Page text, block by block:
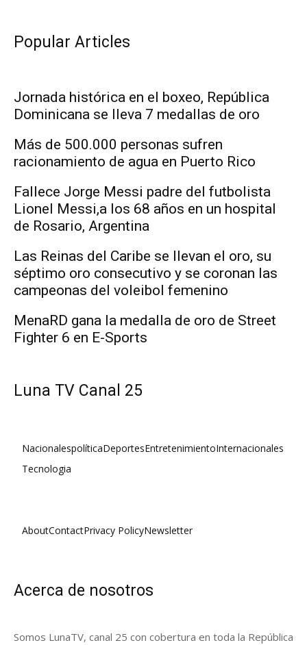
Popular Articles
Jornada histórica en el boxeo, República
Dominicana se lleva 7 medallas de oro
Más de 500.000 personas sufren
racionamiento de agua en Puerto Rico
Fallece Jorge Messi padre del futbolista
Lionel Messi,a los 68 años en un hospital
de Rosario, Argentina
Las Reinas del Caribe se llevan el oro, su
séptimo oro consecutivo y se coronan las
campeonas del voleibol femenino
MenaRD gana la medalla de oro de Street
Fighter 6 en E-Sports
Luna TV Canal 25
NacionalespolíticaDeportesEntretenimientoInternacionales
Tecnologia
AboutContactPrivacy PolicyNewsletter
Acerca de nosotros
Somos LunaTV, canal 25 con cobertura en toda la República